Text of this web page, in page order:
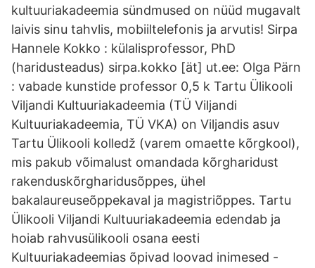
kultuuriakadeemia sündmused on nüüd mugavalt
laivis sinu tahvlis, mobiiltelefonis ja arvutis! Sirpa
Hannele Kokko : külalisprofessor, PhD
(haridusteadus) sirpa.kokko [ät] ut.ee: Olga Pärn
: vabade kunstide professor 0,5 k Tartu Ülikooli
Viljandi Kultuuriakadeemia (TÜ Viljandi
Kultuuriakadeemia, TÜ VKA) on Viljandis asuv
Tartu Ülikooli kolledž (varem omaette kõrgkool),
mis pakub võimalust omandada kõrgharidust
rakenduskõrgharidusõppes, ühel
bakalaureuseõppekaval ja magistriõppes. Tartu
Ülikooli Viljandi Kultuuriakadeemia edendab ja
hoiab rahvusülikooli osana eesti
Kultuuriakadeemias õpivad loovad inimesed -